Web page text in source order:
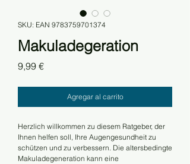
SKU: EAN 9783759701374
Makuladegeration
9,99 €Precio
Agregar al carrito
Herzlich willkommen zu diesem Ratgeber, der
Ihnen helfen soll, Ihre Augengesundheit zu
schützen und zu verbessern. Die altersbedingte
Makuladegeneration kann eine